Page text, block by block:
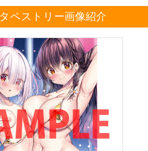
ペストリー画像紹介